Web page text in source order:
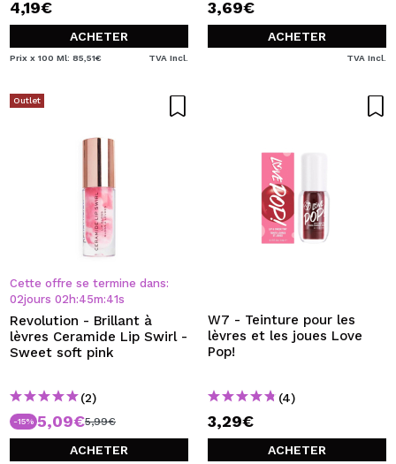
4,19€
ACHETER
Prix x 100 Ml: 85,51€ TVA Incl.
3,69€
ACHETER
TVA Incl.
Outlet
Cette offre se termine dans:
02jours 02 h:45m:40s
Revolution - Brillant à
lèvres Ceramide Lip Swirl -
Sweet soft pink
(2)
-15% 5,09€5,99€
ACHETER
W7 - Teinture pour les
lèvres et les joues Love
Pop!
(4)
3,29€
ACHETER